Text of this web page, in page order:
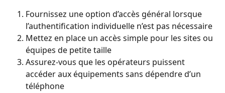
Fournissez une option d’accès général lorsque
l’authentification individuelle n’est pas nécessaire
Mettez en place un accès simple pour les sites ou
équipes de petite taille
Assurez-vous que les opérateurs puissent
accéder aux équipements sans dépendre d’un
téléphone